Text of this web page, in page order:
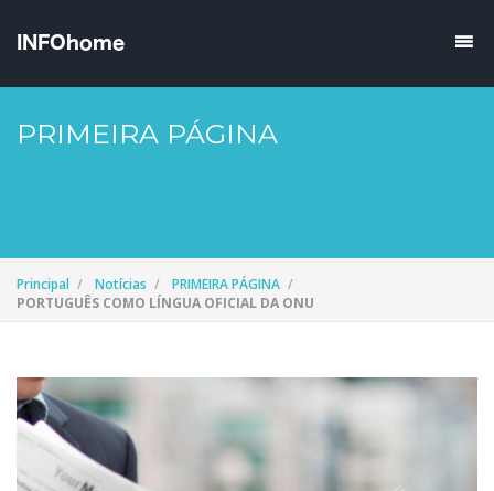
PRIMEIRA PÁGINA
Principal Notícias
PRIMEIRA PÁGINA
PORTUGUÊS COMO LÍNGUA OFICIAL DA ONU